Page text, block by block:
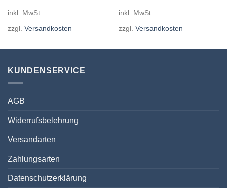
inkl. MwSt.
zzgl. Versandkosten
inkl. MwSt.
zzgl. Versandkosten
KUNDENSERVICE
AGB
Widerrufsbelehrung
Versandarten
Zahlungsarten
Datenschutzerklärung